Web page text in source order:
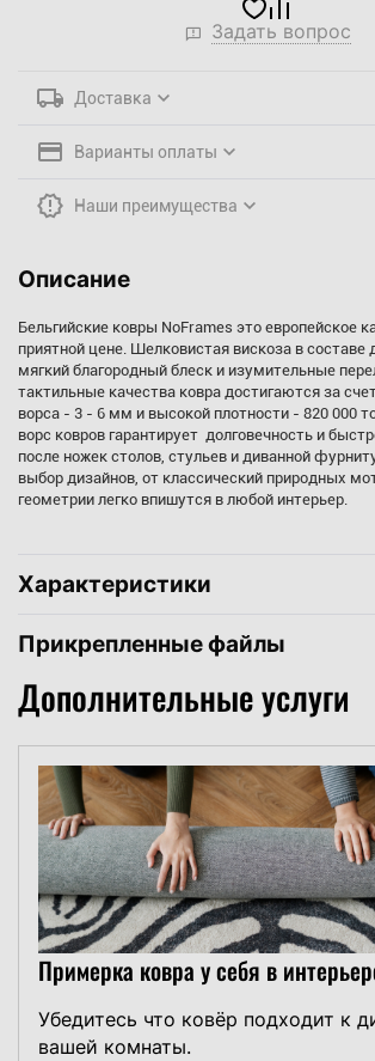
Задать вопрос
Доставка
Варианты оплаты
Наши преимущества
Описание
Бельгийские ковры NoFrames это европейское
приятной цене. Шелковистая вискоза в составе
мягкий благородный блеск и изумительные
тактильные качества ковра достигаются за
ворса - 3 - 6 мм и высокой плотности - 820 000
ворс ковров гарантирует долговечность и
после ножек столов, стульев и диванной
выбор дизайнов, от классический природных
геометрии легко впишутся в любой интерьер.
Характеристики
Прикрепленные файлы
Дополнительные услуги
Примерка ковра у себя в
Убедитесь что ковёр подходит к
вашей комнаты.